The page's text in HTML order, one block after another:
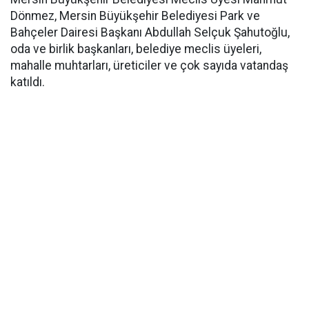
Dönmez, Mersin Büyükşehir Belediyesi Park ve
Bahçeler Dairesi Başkanı Abdullah Selçuk Şahutoğlu,
oda ve birlik başkanları, belediye meclis üyeleri,
mahalle muhtarları, üreticiler ve çok sayıda vatandaş
katıldı.